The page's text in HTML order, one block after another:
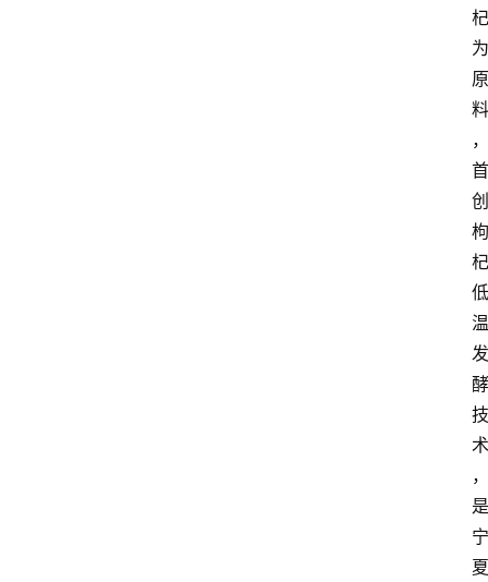
杞
为
原
料
，
首
创
枸
杞
低
温
发
酵
技
术
，
是
宁
夏